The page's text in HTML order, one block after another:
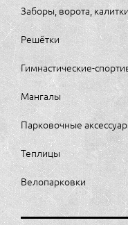
Заборы, ворота, калитки
Решётки
Гимнастические-
Мангалы
Парковочные
Теплицы
Велопарковки